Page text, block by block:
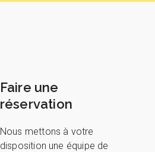
Faire une
réservation
Nous mettons à votre
disposition une équipe de